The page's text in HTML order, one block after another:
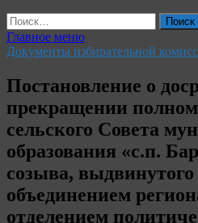
Найти:
Главное меню
Документы избирательной
Постановление о
прекращении
сельского Совета
образования «с.п.
созыва,
объединением
отделением